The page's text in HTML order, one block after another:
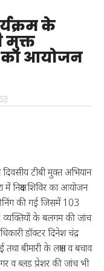
के
मुक्त
का आयोजन
दिवसीय टीबी मुक्त अभियान
में निक्षय शिविर का आयोजन
की गई जिसमें 103
व्यक्तियों के बलगम की जांच
डॉक्टर दिनेश चंद्र
बीमारी के लक्षण व बचाव
व ब्लड प्रेशर की जांच भी